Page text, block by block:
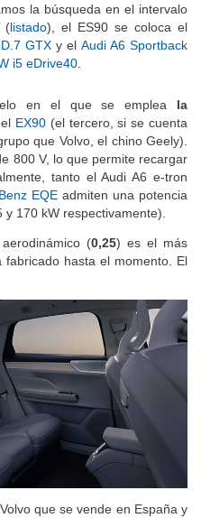
la búsqueda en el intervalo
(listado), el ES90 se coloca el
GTXy el Audi A6 Sportback
i5 eDrive40
en el que se emplea la
EX90 (el tercero, si se cuenta
que Volvo, el chino Geely).
800 V, lo que permite recargar
tanto el Audi A6 e-tron
EQE admiten una potencia
170 kW respectivamente).
(0,25) es el más
hasta el momento. El
que se vende en España y